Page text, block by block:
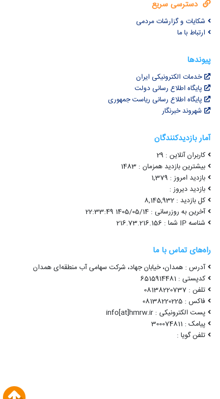
دسترسی سریع
شکایات و گزارشات مردمی
ارتباط با ما
پیوندها
خدمات الکترونیکی ایران
پایگاه اطلاع رسانی دولت
پایگاه اطلاع رسانی ریاست جمهوری
شهروند خبرنگار
آمار بازدیدکنندگان
کاربران آنلاین : 29
بیشترین بازدید همزمان : 1483
بازدید امروز : 1,379
بازدید دیروز :
کل بازدید : 8,145,932
آخرین به روزرسانی : 1405/05/14 22:33:49
شناسه IP شما : 216.73.216.156
راه‌های تماس با ما
آدرس : همدان، خیابان جهاد، شرکت سهامی آب منطقه‌ای همدان
کدپستی : 6515914481
تلفن : 08138220737
فاکس : 08138220225
پست الکترونیکی : info[at]hmrw.ir
پیامک : 300074811
تلفن گویا :